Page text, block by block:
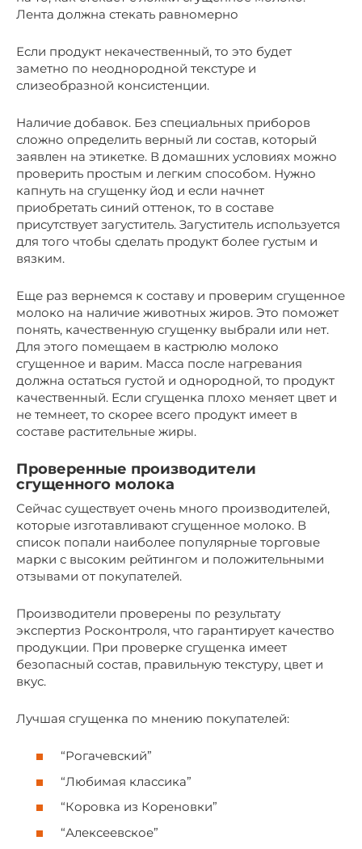
Лента должна стекать равномерно
Если продукт некачественный, то это будет
заметно по неоднородной текстуре и
слизеобразной консистенции.
Наличие добавок. Без специальных приборов
сложно определить верный ли состав, который
заявлен на этикетке. В домашних условиях можно
проверить простым и легким способом. Нужно
капнуть на сгущенку йод и если начнет
приобретать синий оттенок, то в составе
присутствует загуститель. Загуститель используется
для того чтобы сделать продукт более густым и
вязким.
Еще раз вернемся к составу и проверим сгущенное
молоко на наличие животных жиров. Это поможет
понять, качественную сгущенку выбрали или нет.
Для этого помещаем в кастрюлю молоко
сгущенное и варим. Масса после нагревания
должна остаться густой и однородной, то продукт
качественный. Если сгущенка плохо меняет цвет и
не темнеет, то скорее всего продукт имеет в
составе растительные жиры.
Проверенные производители
сгущенного молока
Сейчас существует очень много производителей,
которые изготавливают сгущенное молоко. В
список попали наиболее популярные торговые
марки с высоким рейтингом и положительными
отзывами от покупателей.
Производители проверены по результату
экспертиз Росконтроля, что гарантирует качество
продукции. При проверке сгущенка имеет
безопасный состав, правильную текстуру, цвет и
вкус.
Лучшая сгущенка по мнению покупателей:
“Рогачевский”
“Любимая классика”
“Коровка из Кореновки”
“Алексеевское”